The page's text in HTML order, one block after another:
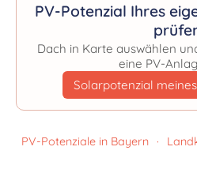
PV-Potenzial Ihres
Dach in Karte auswählen
eine PV-
Solarpotenzial
PV-Potenziale in Bayern ·